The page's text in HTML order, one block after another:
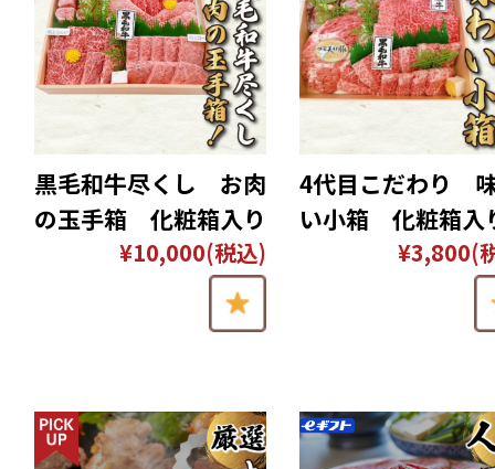
黒毛和牛尽くし お肉
の玉手箱 化粧箱入り
¥10,000(税込)
4代目こだわり
い小箱 化粧箱入
¥3,800(